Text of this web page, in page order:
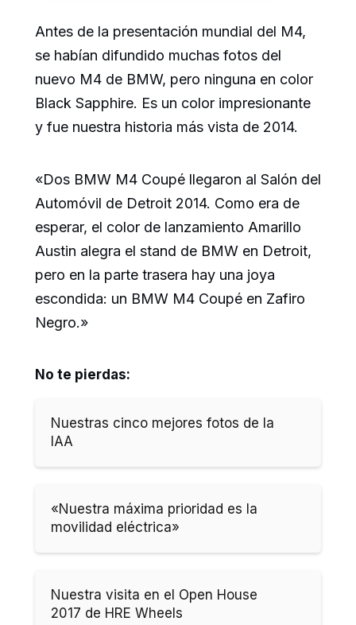
Antes de la presentación mundial del M4,
se habían difundido muchas fotos del
nuevo M4 de BMW, pero ninguna en color
Black Sapphire. Es un color impresionante
y fue nuestra historia más vista de 2014.
«Dos BMW M4 Coupé llegaron al Salón del
Automóvil de Detroit 2014. Como era de
esperar, el color de lanzamiento Amarillo
Austin alegra el stand de BMW en Detroit,
pero en la parte trasera hay una joya
escondida: un BMW M4 Coupé en Zafiro
Negro.»
No te pierdas:
Nuestras cinco mejores fotos de la
IAA
«Nuestra máxima prioridad es la
movilidad eléctrica»
Nuestra visita en el Open House
2017 de HRE Wheels